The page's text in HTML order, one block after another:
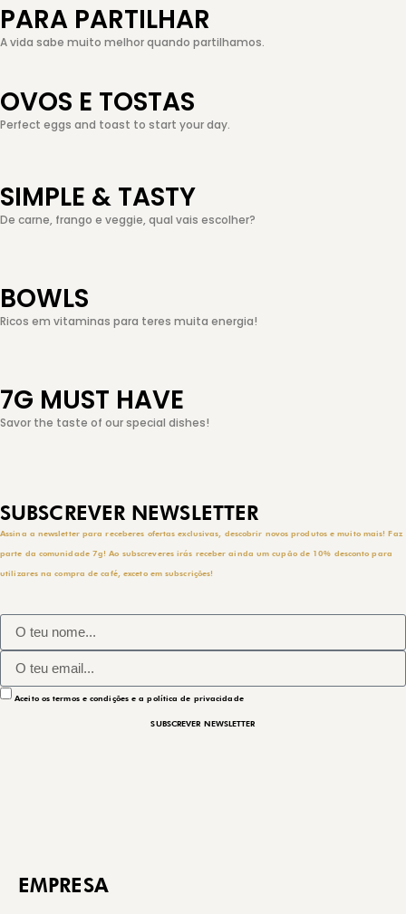
PARA PARTILHAR
A vida sabe muito melhor quando partilhamos.
OVOS E TOSTAS
Perfect eggs and toast to start your day.
SIMPLE & TASTY
De carne, frango e veggie, qual vais escolher?
BOWLS
Ricos em vitaminas para teres muita energia!
7G MUST HAVE
Savor the taste of our special dishes!
SUBSCREVER NEWSLETTER
Assina a newsletter para receberes ofertas exclusivas, descobrir novos produtos e muito mais! Faz
parte da comunidade 7g! Ao subscreveres irás receber ainda um cupão de 10% desconto para
utilizares na compra de café, exceto em subscrições!
Aceito os termos e condições e a política de privacidade
SUBSCREVER NEWSLETTER
EMPRESA